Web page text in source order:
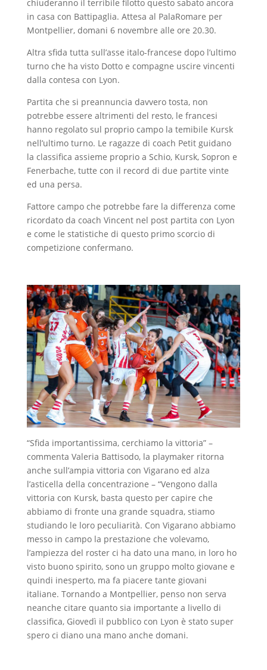
chiuderanno il terribile filotto questo sabato ancora
in casa con Battipaglia. Attesa al PalaRomare per
Montpellier, domani 6 novembre alle ore 20.30.
Altra sfida tutta sull’asse italo-francese dopo l’ultimo
turno che ha visto Dotto e compagne uscire vincenti
dalla contesa con Lyon.
Partita che si preannuncia davvero tosta, non
potrebbe essere altrimenti del resto, le francesi
hanno regolato sul proprio campo la temibile Kursk
nell’ultimo turno. Le ragazze di coach Petit guidano
la classifica assieme proprio a Schio, Kursk, Sopron e
Fenerbache, tutte con il record di due partite vinte
ed una persa.
Fattore campo che potrebbe fare la differenza come
ricordato da coach Vincent nel post partita con Lyon
e come le statistiche di questo primo scorcio di
competizione confermano.
“Sfida importantissima, cerchiamo la vittoria” –
commenta Valeria Battisodo, la playmaker ritorna
anche sull’ampia vittoria con Vigarano ed alza
l’asticella della concentrazione – “Vengono dalla
vittoria con Kursk, basta questo per capire che
abbiamo di fronte una grande squadra, stiamo
studiando le loro peculiarità. Con Vigarano abbiamo
messo in campo la prestazione che volevamo,
l’ampiezza del roster ci ha dato una mano, in loro ho
visto buono spirito, sono un gruppo molto giovane e
quindi inesperto, ma fa piacere tante giovani
italiane. Tornando a Montpellier, penso non serva
neanche citare quanto sia importante a livello di
classifica, Giovedì il pubblico con Lyon è stato super
spero ci diano una mano anche domani.